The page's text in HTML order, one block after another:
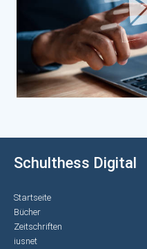
Schulthess Digital
Startseite
Bücher
Zeitschriften
iusnet